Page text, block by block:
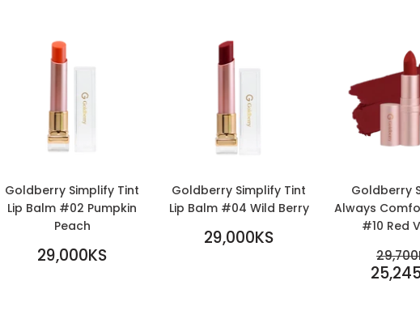
Goldberry Simplify Tint
Lip Balm #02 Pumpkin
Peach
REGULAR
29,000KS
Goldberry Simplify Tint
Lip Balm #04 Wild Berry
REGULAR
29,000KS
Goldberry
Always
#10 Red
SALE
PRICE